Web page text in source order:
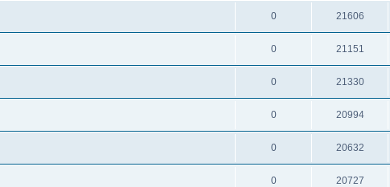
0 21606
0 21151
0 21330
0 20994
0 20632
0 20727